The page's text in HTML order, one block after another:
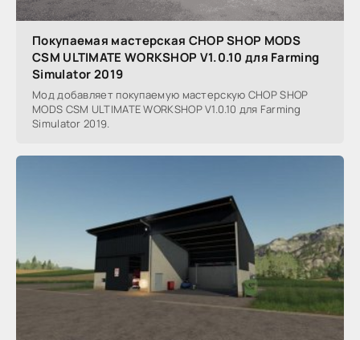
Покупаемая мастерская CHOP SHOP MODS
CSM ULTIMATE WORKSHOP V1.0.10 для Farming
Simulator 2019
Мод добавляет покупаемую мастерскую CHOP SHOP
MODS CSM ULTIMATE WORKSHOP V1.0.10 для Farming
Simulator 2019.